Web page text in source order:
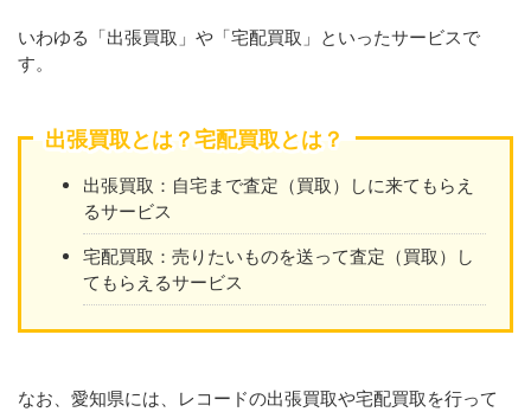
いわゆる「出張買取」や「宅配買取」といったサービスで
す。
出張買取とは？宅配買取とは？
出張買取：自宅まで査定（買取）しに来てもらえ
るサービス
宅配買取：売りたいものを送って査定（買取）し
てもらえるサービス
なお、愛知県には、レコードの出張買取や宅配買取を行って